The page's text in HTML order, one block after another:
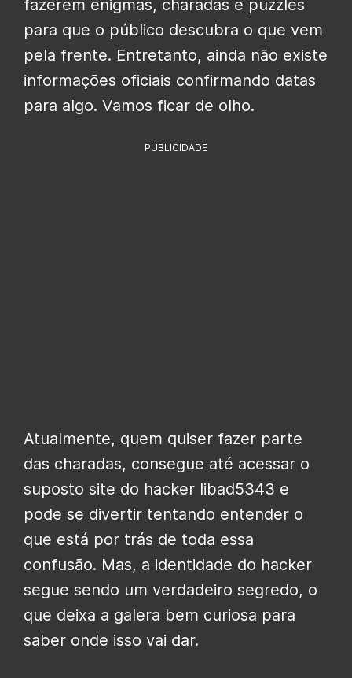
fazerem enigmas, charadas e puzzles
para que o público descubra o que vem
pela frente. Entretanto, ainda não existe
informações oficiais confirmando datas
para algo. Vamos ficar de olho.
PUBLICIDADE
Atualmente, quem quiser fazer parte
das charadas, consegue até acessar o
suposto site do hacker libad5343 e
pode se divertir tentando entender o
que está por trás de toda essa
confusão. Mas, a identidade do hacker
segue sendo um verdadeiro segredo, o
que deixa a galera bem curiosa para
saber onde isso vai dar.